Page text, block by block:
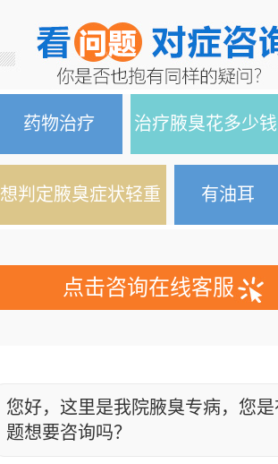
药物治疗 治疗腋臭花多少钱
想判定腋臭症状轻重 有油耳
点击咨询在线客服
您好，这里是我院腋臭专病，您
题想要咨询吗？